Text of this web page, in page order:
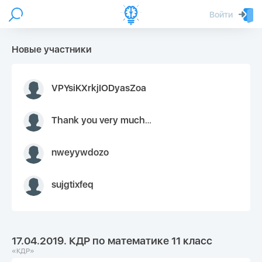
Войти
Новые участники
VPYsiKXrkjIODyasZoa
Thank you very much for your inquiry We appreciate you 9126052 https://youtube.com faceapple !
nweyywdozo
sujgtixfeq
17.04.2019. КДР по математике 11 класс
«КДР»